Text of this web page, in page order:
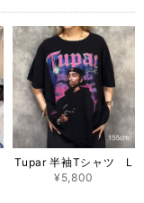
Tupar 半袖Tシャツ L
¥5,800